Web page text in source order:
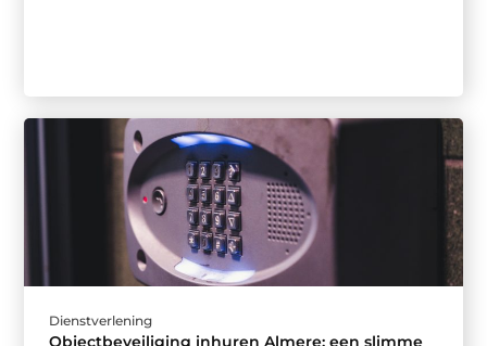
Dienstverlening
Objectbeveiliging inhuren Almere: een slimme